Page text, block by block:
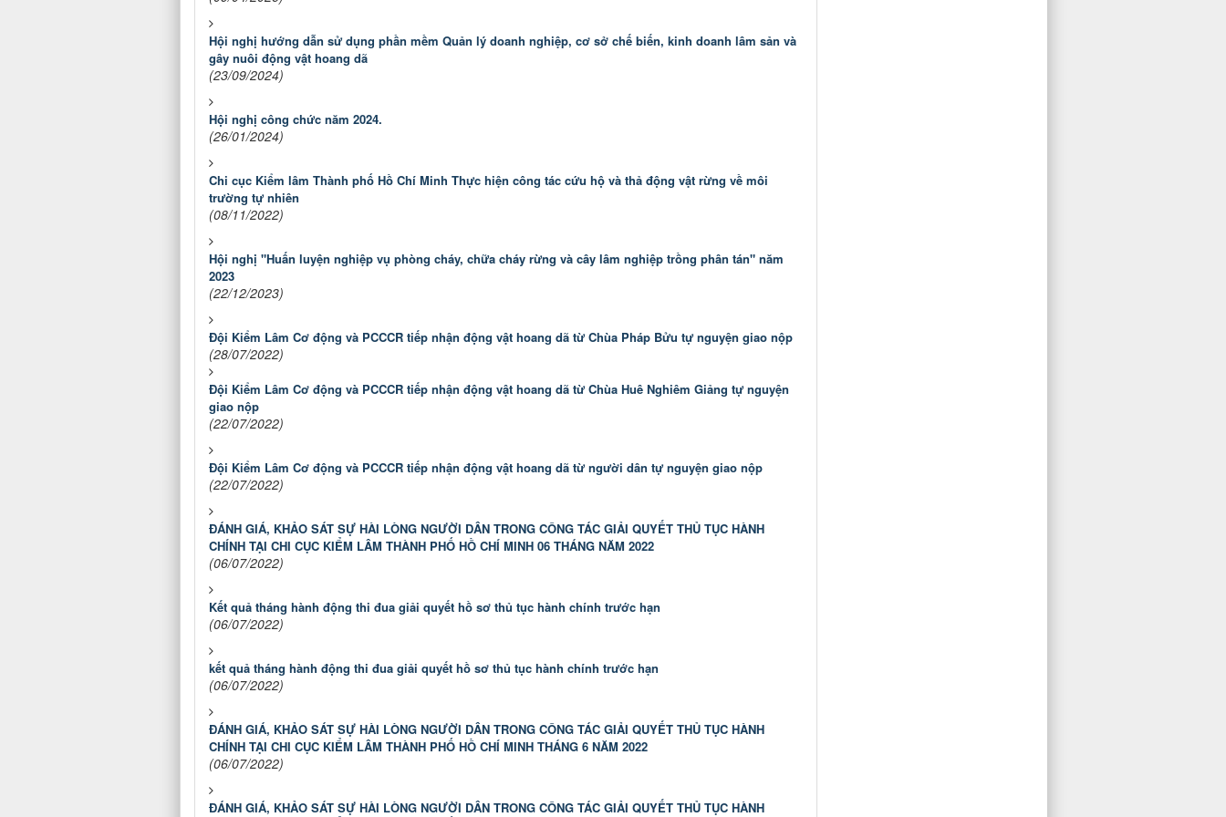
Hội nghị hướng dẫn sử dụng phần mềm Quản lý doanh nghiệp, cơ sở chế biến, kinh doanh lâm sản và
gây nuôi động vật hoang dã
(23/09/2024)
Hội nghị công chức năm 2024.
(26/01/2024)
Chi cục Kiểm lâm Thành phố Hồ Chí Minh Thực hiện công tác cứu hộ và thả động vật rừng về môi
trường tự nhiên
(08/11/2022)
Hội nghị "Huấn luyện nghiệp vụ phòng cháy, chữa cháy rừng và cây lâm nghiệp trồng phân tán" năm
2023
(22/12/2023)
Đội Kiểm Lâm Cơ động và PCCCR tiếp nhận động vật hoang dã từ Chùa Pháp Bửu tự nguyện giao nộp
(28/07/2022)
Đội Kiểm Lâm Cơ động và PCCCR tiếp nhận động vật hoang dã từ Chùa Huê Nghiêm Giảng tự nguyện
giao nộp
(22/07/2022)
Đội Kiểm Lâm Cơ động và PCCCR tiếp nhận động vật hoang dã từ người dân tự nguyện giao nộp
(22/07/2022)
ĐÁNH GIÁ, KHẢO SÁT SỰ HÀI LÒNG NGƯỜI DÂN TRONG CÔNG TÁC GIẢI QUYẾT THỦ TỤC HÀNH
CHÍNH TẠI CHI CỤC KIỂM LÂM THÀNH PHỐ HỒ CHÍ MINH 06 THÁNG NĂM 2022
(06/07/2022)
Kết quả tháng hành động thi đua giải quyết hồ sơ thủ tục hành chính trước hạn
(06/07/2022)
kết quả tháng hành động thi đua giải quyết hồ sơ thủ tục hành chính trước hạn
(06/07/2022)
ĐÁNH GIÁ, KHẢO SÁT SỰ HÀI LÒNG NGƯỜI DÂN TRONG CÔNG TÁC GIẢI QUYẾT THỦ TỤC HÀNH
CHÍNH TẠI CHI CỤC KIỂM LÂM THÀNH PHỐ HỒ CHÍ MINH THÁNG 6 NĂM 2022
(06/07/2022)
ĐÁNH GIÁ, KHẢO SÁT SỰ HÀI LÒNG NGƯỜI DÂN TRONG CÔNG TÁC GIẢI QUYẾT THỦ TỤC HÀNH